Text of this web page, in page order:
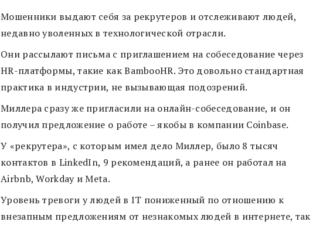
Мошенники выдают себя за рекрутеров и отслеживают людей,
недавно уволенных в технологической отрасли.
Они рассылают письма с приглашением на собеседование через
HR-платформы, такие как BambooHR. Это довольно стандартная
практика в индустрии, не вызывающая подозрений.
Миллера сразу же пригласили на онлайн-собеседование, и он
получил предложение о работе – якобы в компании Coinbase.
У «рекрутера», с которым имел дело Миллер, было 8 тысяч
контактов в LinkedIn, 9 рекомендаций, а ранее он работал на
Airbnb, Workday и Meta.
Уровень тревоги у людей в IT пониженный по отношению к
внезапным предложениям от незнакомых людей в интернете, так